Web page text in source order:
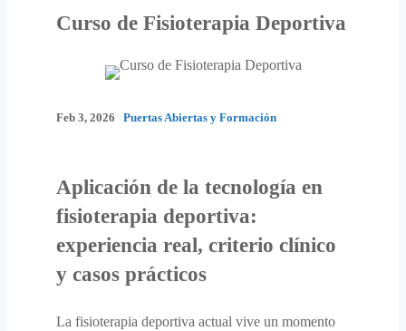
Curso de Fisioterapia Deportiva
Feb 3, 2026 Puertas Abiertas y Formación
Aplicación de la tecnología en
fisioterapia deportiva:
experiencia real, criterio clínico
y casos prácticos
La fisioterapia deportiva actual vive un momento